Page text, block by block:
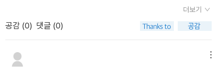
떠나는 내용을 담고 있는<확보하고 격리하고 보호하라 SCP 재
단 8 >처음 SCP라는 걸 접했을 때는저는 잘 몰랐지만 아이들 사
따라 등급이 나뉘는데SCP 등급을 보는 재미도 있고 발견된SCP
의 설명도 보고 어떻게 관리가 되는지,SCP들의 특징은 무엇인지
나...SCP..SCP...하니까...그게 뭔지 궁금하더라구요...그래서 찾
아 보니...SCP재단은 있을법한 공포이야기를 바탕으로 괴담을
만들어 SCP 001, 002, 003 등등 많은 이름으로 불리고 있는 세
계 곳곳에 있는 초자연적인 존재를 확보 및 격리, 관리 감독 하는
더보기
공감 (0) 댓글 (0)